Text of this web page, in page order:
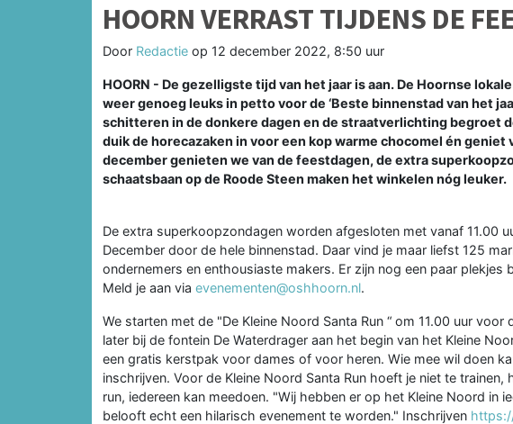
HOORN VERRAST TIJDENS DE
Door Redactie op 12 december 2022, 8:50 uur
HOORN - De gezelligste tijd van het jaar is aan. De Hoornse
weer genoeg leuks in petto voor de ‘Beste binnenstad van het
schitteren in de donkere dagen en de straatverlichting begroet
duik de horecazaken in voor een kop warme chocomel én
december genieten we van de feestdagen, de extra
schaatsbaan op de Roode Steen maken het winkelen nóg leuker.
De extra superkoopzondagen worden afgesloten met vanaf 11.00
December door de hele binnenstad. Daar vind je maar liefst 125
ondernemers en enthousiaste makers. Er zijn nog een paar plekjes
Meld je aan via evenementen@oshhoorn.nl.
We starten met de "De Kleine Noord Santa Run “ om 11.00 uur
later bij de fontein De Waterdrager aan het begin van het Kleine
een gratis kerstpak voor dames of voor heren. Wie mee wil doen
inschrijven. Voor de Kleine Noord Santa Run hoeft je niet te
run, iedereen kan meedoen. "Wij hebben er op het Kleine Noord in
belooft echt een hilarisch evenement te worden." Inschrijven